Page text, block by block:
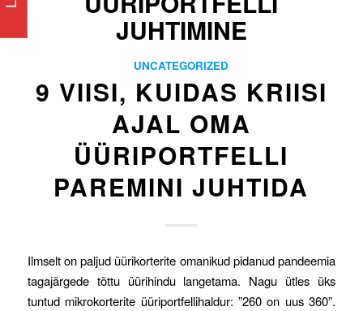
JUHTIMINE
UNCATEGORIZED
9 VIISI, KUIDAS KRIISI
AJAL OMA
ÜÜRIPORTFELLI
PAREMINI JUHTIDA
Ilmselt on paljud üürikorterite omanikud pidanud pandeemia
tagajärgede tõttu üürihindu langetama. Nagu ütles üks
tuntud mikrokorterite üüriportfellihaldur: ”260 on uus 360”.